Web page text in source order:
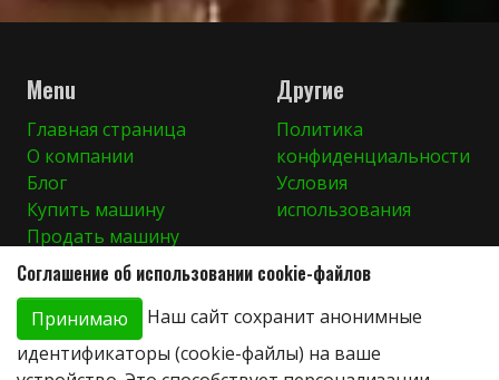
Menu
Главная страница
О компании
Блог
Купить машину
Продать машину
Другие
Политика
конфиденциальности
Условия
использования
Мы здесь
Соглашение об использовании cookie-файлов
Принимаю
Наш сайт сохранит анонимные
идентификаторы (cookie-файлы) на ваше